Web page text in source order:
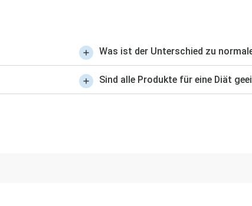
Was ist der Unterschied zu
Sind alle Produkte für eine Diät